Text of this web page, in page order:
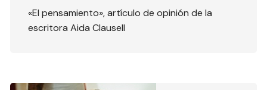
«El pensamiento», artículo de opinión de la
escritora Aida Clausell